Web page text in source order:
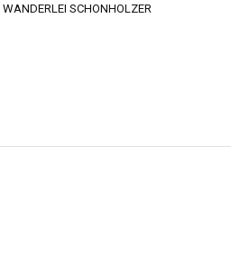
WANDERLEI SCHONHOLZER